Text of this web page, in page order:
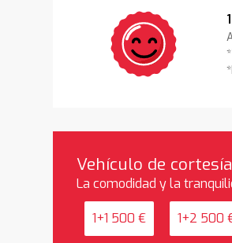
Vehículo de cortesía
La comodidad y la
1+1 500 € 1+2 500